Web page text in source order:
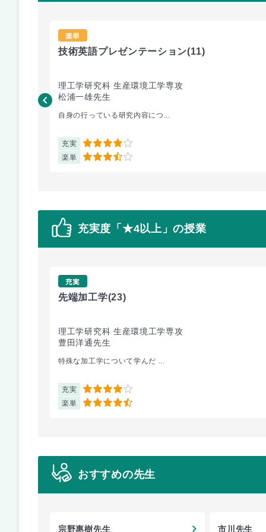
楽単
技術英語プレゼンテーション(11)
理工学研究科 生産環境工学専攻
松浦一雄先生
自身の行っている研究内容につ...
充実 4
楽単 3.5
充実度「★4以上」の授業
充実
先端加工学(23)
理工学研究科 生産環境工学専攻
豊田洋通先生
特殊な加工学について学んだ ...
充実 4
楽単 4.5
おすすめの先生
宗野惠樹先生 市川先生